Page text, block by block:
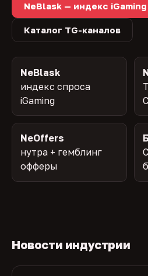
NeBlask — индекс iGaming
Каталог TG-каналов
NeBlask
индекс спроса
iGaming
NeOffers
нутра + гемблинг
офферы
Новости индустрии